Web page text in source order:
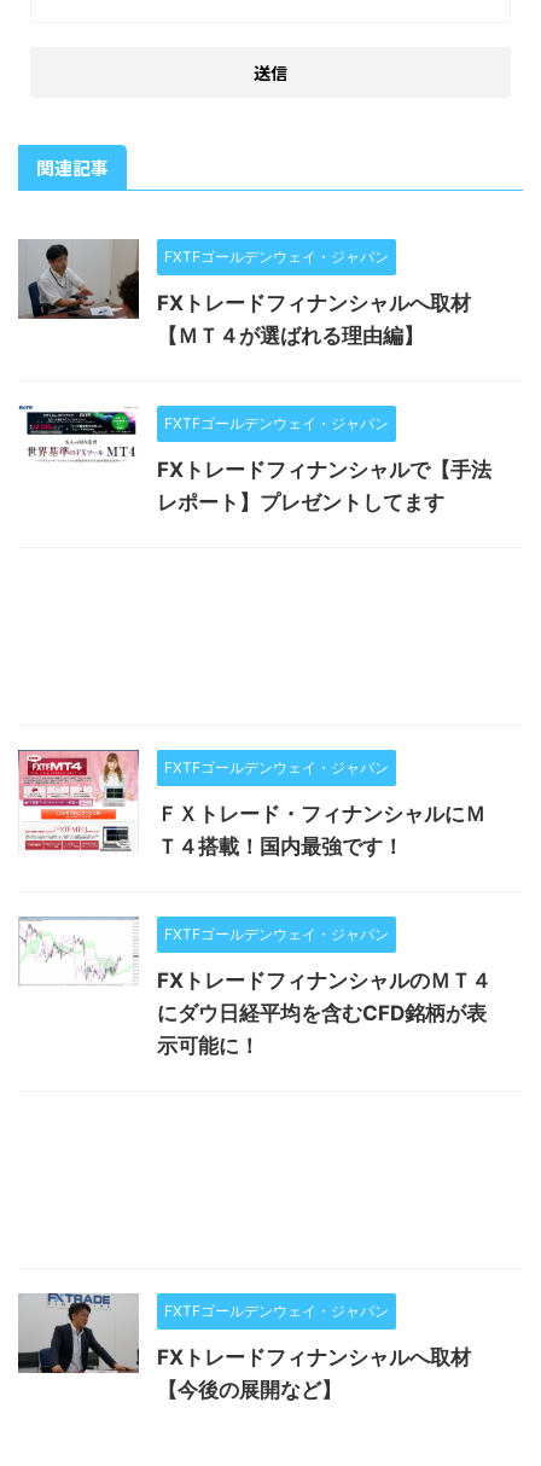
関連記事
FXTFゴールデンウェイ・ジャパン
FXトレードフィナンシャルへ取材
【ＭＴ４が選ばれる理由編】
FXTFゴールデンウェイ・ジャパン
FXトレードフィナンシャルで【手法
レポート】プレゼントしてます
FXTFゴールデンウェイ・ジャパン
ＦＸトレード・フィナンシャルにＭ
Ｔ４搭載！国内最強です！
FXTFゴールデンウェイ・ジャパン
FXトレードフィナンシャルのＭＴ４
にダウ日経平均を含むCFD銘柄が表
示可能に！
FXTFゴールデンウェイ・ジャパン
FXトレードフィナンシャルへ取材
【今後の展開など】